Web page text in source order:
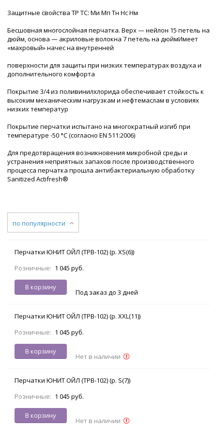
Защитные свойства ТР ТС: Ми Мп Тн Нс Нм
Бесшовная многослойная перчатка. Верх — нейлон 15 петель на
дюйм, основа — акриловые волокна 7 петель на дюймИмеет
«махровый» начес на внутренней
поверхности для защиты при низких температурах воздуха и
дополнительного комфорта
Покрытие 3/4 из поливинилхлорида обеспечивает стойкость к
высоким механическим нагрузкам и нефтемаслам в условиях
низких температур
Покрытие перчатки испытано на многократный изгиб при
температуре -50 °С (согласно EN 511:2006)
Для предотвращения возникновения микробной среды и
устранения неприятных запахов после производственного
процесса перчатка прошла антибактериальную обработку
Sanitized Actifresh®
по популярности
Перчатки ЮНИТ ОЙЛ (TPB-102) (р. XS(6))
Розничные: 1 045 руб.
В корзину
Под заказ до 3 дней
Перчатки ЮНИТ ОЙЛ (TPB-102) (р. XXL(11))
Розничные: 1 045 руб.
В корзину
Нет в наличии
Перчатки ЮНИТ ОЙЛ (TPB-102) (р. S(7))
Розничные: 1 045 руб.
В корзину
Нет в наличии